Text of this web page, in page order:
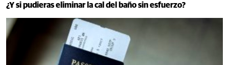
¿Y si pudieras eliminar la cal del baño sin esfuerzo?